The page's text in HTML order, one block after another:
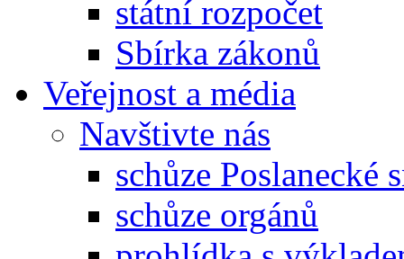
státní rozpočet
Sbírka zákonů
Veřejnost a média
Navštivte nás
schůze Poslanecké
schůze orgánů